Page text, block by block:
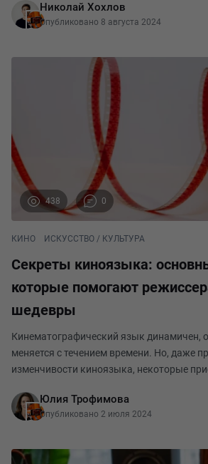
композиции, которые применяются в
Николай Хохлов
Опубликовано 8 августа 2024
438 0
КИНО ИСКУССТВО / КУЛЬТУРА
Секреты киноязыка:
которые помогают
шедевры
Кинематографический язык динамичен,
меняется с течением времени. Но, даже
изменчивости киноязыка, некоторые
придуманы ещё очень давно во времена э
Юлия Трофимова
Опубликовано 2 июля 2024